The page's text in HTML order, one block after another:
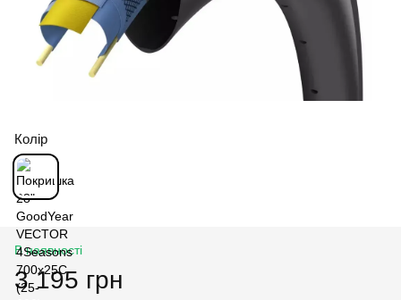
Колір
В наявності
3 195 грн